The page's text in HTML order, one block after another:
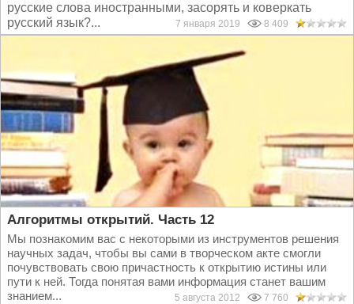
русские слова иностранными, засорять и коверкать
русский язык?...
7 января 2019 8 409
Алгоритмы открытий. Часть 12
Мы познакомим вас с некоторыми из инструментов решения
научных задач, чтобы вы сами в творческом акте смогли
почувствовать свою причастность к открытию истины или
пути к ней. Тогда понятая вами информация станет вашим
знанием...
5 августа 2012 7 760